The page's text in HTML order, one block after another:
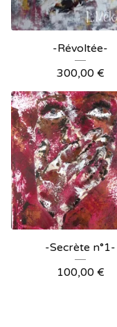
-Révoltée-
300,00 €
-Secrète n°1-
100,00 €